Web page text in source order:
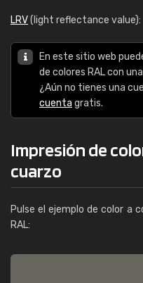
LRV(light reflectance value):
En este sitio web
de colores RAL con
¿Aún no tienes una
cuenta gratis.
Impresión de
cuarzo
Pulse el ejemplo de color a
RAL: